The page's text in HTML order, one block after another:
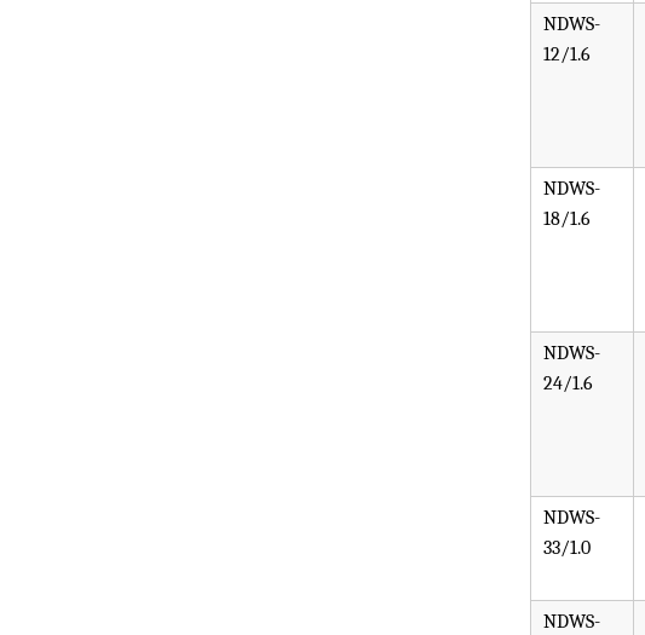
NDWS-
12/1.6
NDWS-
18/1.6
NDWS-
24/1.6
NDWS-
33/1.0
NDWS-